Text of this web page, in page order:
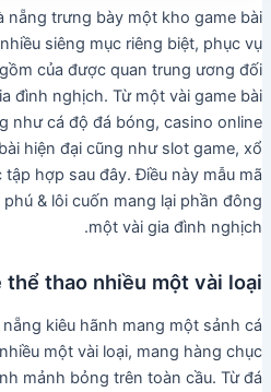
nẵng trưng bày một kho game bài
siêng mục riêng biệt, phục vụ
của được quan trung ương đối
đình nghịch. Từ một vài game bài
như cá độ đá bóng, casino online
hiện đại cũng như slot game, xổ
hợp sau đây. Điều này mẫu mã
& lôi cuốn mang lại phần đông
một vài gia đình nghịch.
thao nhiều một vài loại
kiêu hãnh mang một sảnh cá
một vài loại, mang hàng chục
mảnh bỏng trên toàn cầu. Từ đá